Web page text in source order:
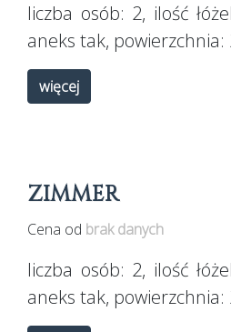
liczba osób: 2, ilość
aneks tak, powierzchnia:
więcej
ZIMMER
Cena od brak danych
liczba osób: 2, ilość
aneks tak, powierzchnia: